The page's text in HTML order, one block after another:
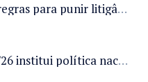
Projeto de lei cria regras para punir litigância abusiva reversa e integrar sistemas do Judiciário
Projeto de Lei 665/26 institui política nacional para prevenção ao transfeminicídio e prevê medidas de proteção e reparação